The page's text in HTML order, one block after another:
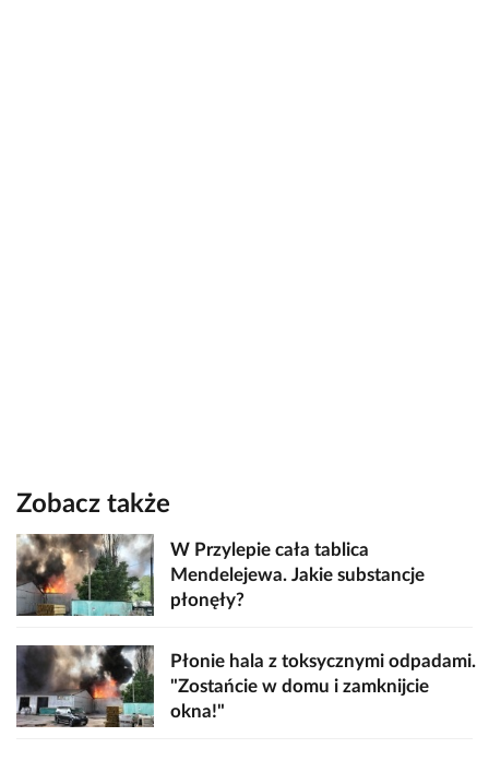
Zobacz także
W Przylepie cała tablica
Mendelejewa. Jakie substancje
płonęły?
Płonie hala z toksycznymi odpadami.
"Zostańcie w domu i zamknijcie
okna!"